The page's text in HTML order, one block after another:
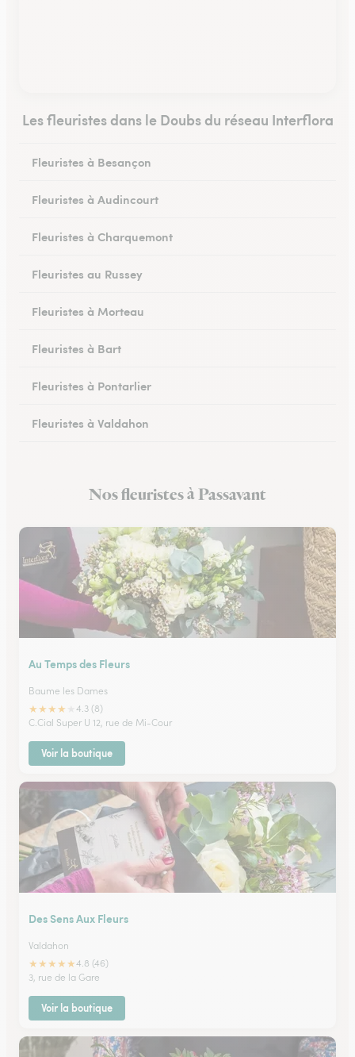
Les fleuristes dans le Doubs du réseau Interflora
Fleuristes à Besançon
Fleuristes à Audincourt
Fleuristes à Charquemont
Fleuristes au Russey
Fleuristes à Morteau
Fleuristes à Bart
Fleuristes à Pontarlier
Fleuristes à Valdahon
Fleuristes à Avanne-Aveney
Nos fleuristes à Passavant
Au Temps des Fleurs
Baume les Dames
★★★★
4.3 (8)
C.Cial Super U 12, rue de Mi-Cour
Voir la boutique
Des Sens Aux Fleurs
Valdahon
★★★★★4.8 (46)
3, rue de la Gare
Voir la boutique